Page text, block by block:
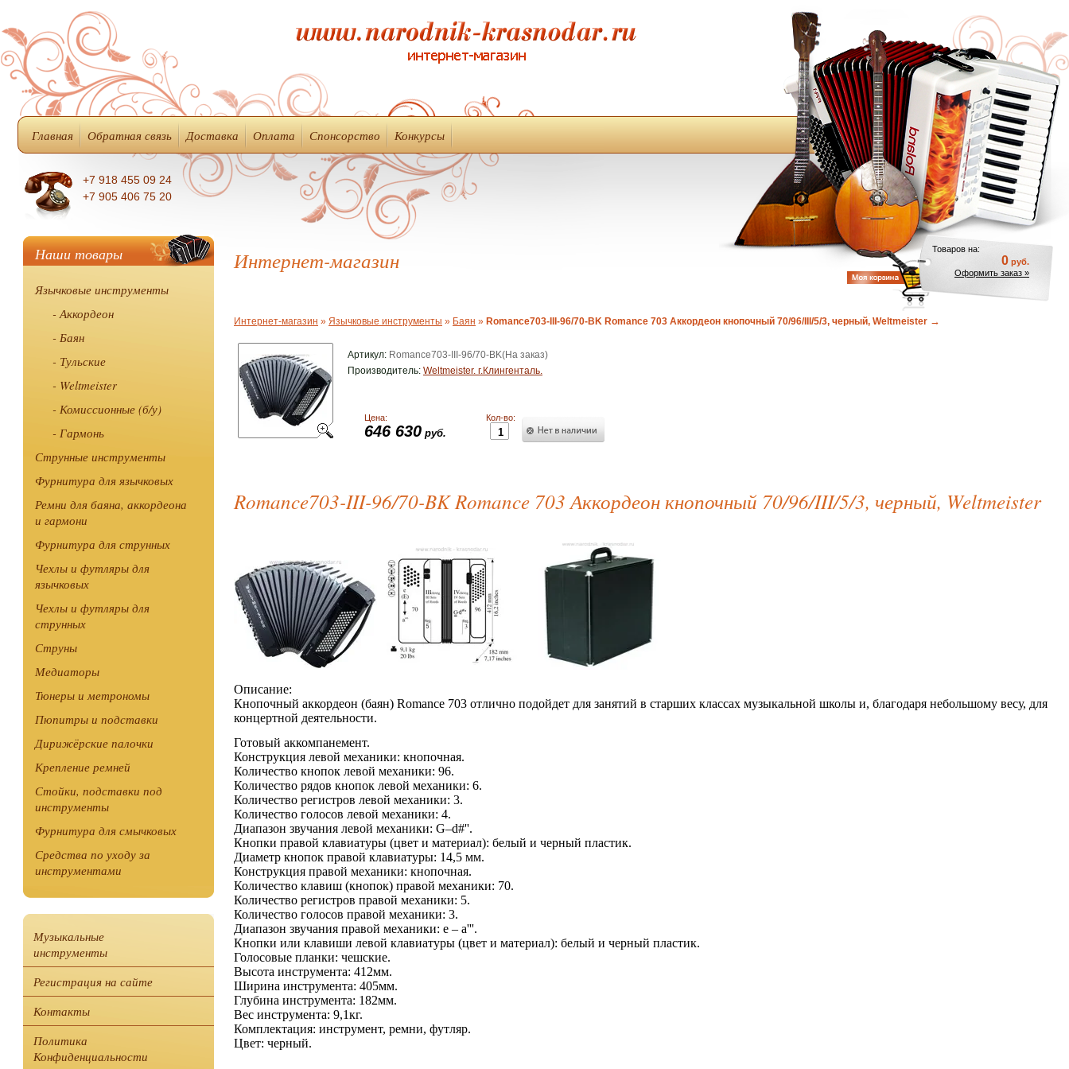
Главная Обратная связь Доставка Оплата Спонсорство Конкурсы
+7 918 455 09 24
+7 905 406 75 20
Наши товары
Язычковые инструменты
- Аккордеон
- Баян
- Тульские
- Weltmeister
- Комиссионные (б/у)
- Гармонь
Струнные инструменты
Фурнитура для язычковых
Ремни для баяна, аккордеона
и гармони
Фурнитура для струнных
Чехлы и футляры для
язычковых
Чехлы и футляры для
струнных
Струны
Медиаторы
Тюнеры и метрономы
Пюпитры и подставки
Дирижёрские палочки
Крепление ремней
Стойки, подставки под
инструменты
Фурнитура для смычковых
Средства по уходу за
инструментами
Музыкальные
инструменты
Регистрация на сайте
Контакты
Политика
Конфиденциальности
Товаров на:
0 руб.
Оформить заказ »
Интернет-магазин
Интернет-магазин » Язычковые инструменты » Баян » Romance703-III-96/70-BK Romance 703 Аккордеон кнопочный 70/96/III/5/3, черный, Weltmeister →
Артикул: Romance703-III-96/70-BK(На заказ)
Производитель: Weltmeister. г.Клингенталь.
Кол-во:
Цена:
646 630 руб.
Romance703-III-96/70-BK Romance 703 Аккордеон кнопочный 70/96/III/5/3, черный, Weltmeister
Описание:
Кнопочный аккордеон (баян) Romance 703 отлично подойдет для занятий в старших классах музыкальной школы и, благодаря небольшому весу, для
концертной деятельности.
Готовый аккомпанемент.
Конструкция левой механики: кнопочная.
Количество кнопок левой механики: 96.
Количество рядов кнопок левой механики: 6.
Количество регистров левой механики: 3.
Количество голосов левой механики: 4.
Диапазон звучания левой механики: G–d#''.
Кнопки правой клавиатуры (цвет и материал): белый и черный пластик.
Диаметр кнопок правой клавиатуры: 14,5 мм.
Конструкция правой механики: кнопочная.
Количество клавиш (кнопок) правой механики: 70.
Количество регистров правой механики: 5.
Количество голосов правой механики: 3.
Диапазон звучания правой механики: e – a'''.
Кнопки или клавиши левой клавиатуры (цвет и материал): белый и черный пластик.
Голосовые планки: чешские.
Высота инструмента: 412мм.
Ширина инструмента: 405мм.
Глубина инструмента: 182мм.
Вес инструмента: 9,1кг.
Комплектация: инструмент, ремни, футляр.
Цвет: черный.